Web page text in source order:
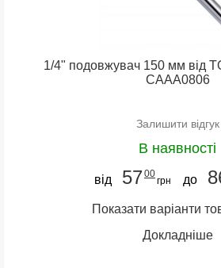
1/4" подовжувач 150 мм від
CAAA0806
Залишити відгук
В наявності
від 5700
грн до
Показати варіанти
Докладніше